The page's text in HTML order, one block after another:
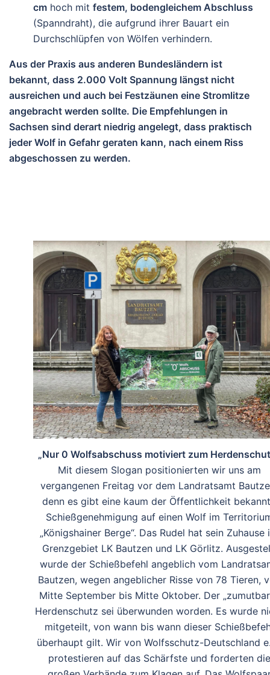
cm hoch mit festem, bodengleichem Abschluss
(Spanndraht), die aufgrund ihrer Bauart ein
Durchschlüpfen von Wölfen verhindern.
Aus der Praxis aus anderen Bundesländern ist
bekannt, dass 2.000 Volt Spannung längst nicht
ausreichen und auch bei Festzäunen eine Stromlitze
angebracht werden sollte. Die Empfehlungen in
Sachsen sind derart niedrig angelegt, dass praktisch
jeder Wolf in Gefahr geraten kann, nach einem Riss
abgeschossen zu werden.
„Nur 0 Wolfsabschuss motiviert zum
Mit diesem Slogan positionierten wir uns am
vergangenen Freitag vor dem Landratsamt
denn es gibt eine kaum der Öffentlichkeit
Schießgenehmigung auf einen Wolf im
„Königshainer Berge“. Das Rudel hat sein Zuhause
Grenzgebiet LK Bautzen und LK Görlitz.
wurde der Schießbefehl angeblich vom
Bautzen, wegen angeblicher Risse von 78 Tieren,
Mitte September bis Mitte Oktober. Der
Herdenschutz sei überwunden worden. Es wurde
mitgeteilt, von wann bis wann dieser
überhaupt gilt. Wir von Wolfsschutz-Deutschland
protestieren auf das Schärfste und forderten die